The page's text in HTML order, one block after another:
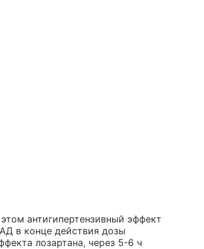
антигипертензивный эффект
в конце действия дозы
лозартана, через 5-6 ч